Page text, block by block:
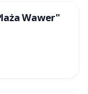
Wawer"